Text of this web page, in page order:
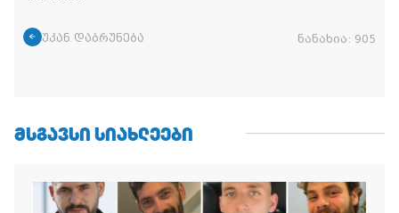
უკან დაბრუნება ნანახია: 905
ᲛᲡᲒᲐᲕᲡᲘ ᲡᲘᲐᲮᲚᲔᲔᲑᲘ